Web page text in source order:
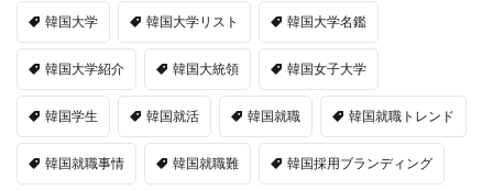
韓国大学 韓国大学リスト 韓国大学名鑑
韓国大学紹介 韓国大統領 韓国女子大学
韓国学生 韓国就活 韓国就職 韓国就職トレンド
韓国就職事情 韓国就職難 韓国採用ブランディング